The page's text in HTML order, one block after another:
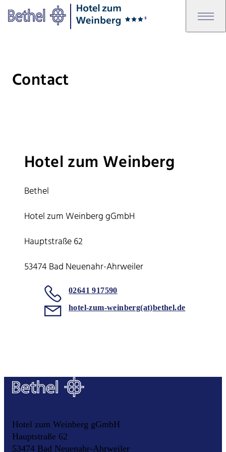
Skip to main content
Skip to footer
Contact
Hotel zum Weinberg
Bethel
Hotel zum Weinberg gGmbH
Hauptstraße 62
53474 Bad Neuenahr-Ahrweiler
02641 917590
hotel-zum-weinberg(at)bethel.de
Hotel zum Weinberg gGmbH
Hauptstraße 62
53474 Bad Neuenahr-Ahrweiler